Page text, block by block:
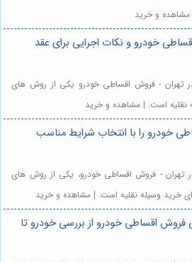
و خرید
خودرو و نکات اجرایی برای عقد
تهران - فروش اقساطی خودرو یکی از روش های
نقلیه است. | مشاهده و خرید
خودرو را با انتخاب شرایط مناسب
تهران - فروش اقساطی خودرو، یکی از روش های
خرید وسیله نقلیه است. | مشاهده و خرید
فروش اقساطی خودرو از بررسی خودرو تا